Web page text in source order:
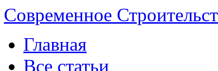
Современное
Главная
Все статьи